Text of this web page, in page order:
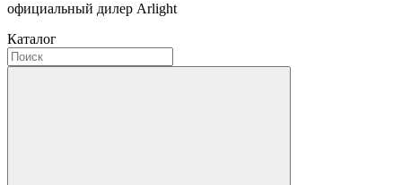
официальный дилер Arlight
Каталог